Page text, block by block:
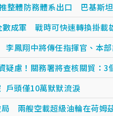
整體防務體系出口 巴基斯坦
數成軍 戰時可快速轉換掛載
鳳翔中將傳任指揮官、本
疑慮！關務署將查核關貿：3
戶頭僅10萬默默流淚
局 兩艘空載超級油輪在荷姆